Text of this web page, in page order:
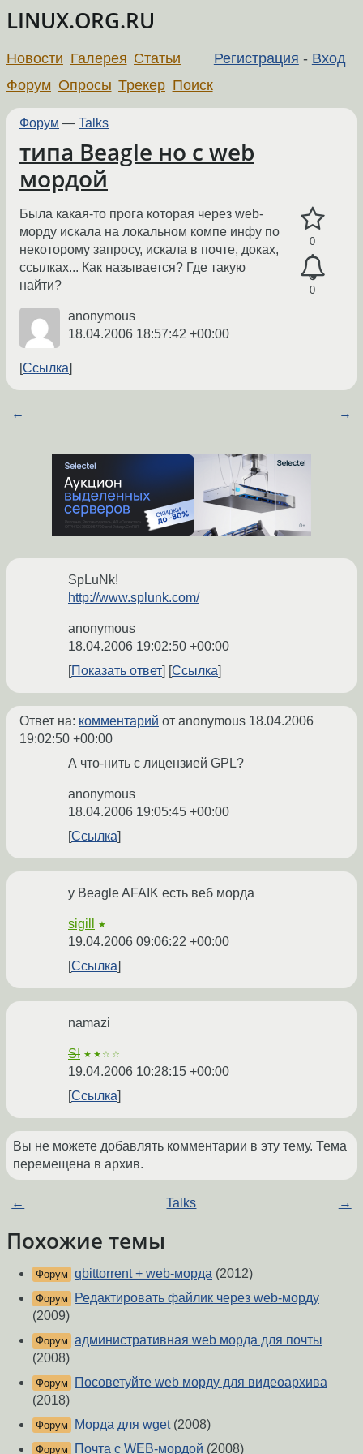
LINUX.ORG.RU
Регистрация - Вход
Новости Галерея Статьи
Форум Опросы Трекер Поиск
Форум — Talks
типа Beagle но с web
мордой
0
0
Была какая-то прога которая через web-
морду искала на локальном компе инфу по
некоторому запросу, искала в почте, доках,
ссылках... Как называется? Где такую
найти?
anonymous
18.04.2006 18:57:42 +00:00
Ссылка
← →
SpLuNk!
http://www.splunk.com/
anonymous
18.04.2006 19:02:50 +00:00
Показать ответ
Ссылка
Ответ на: комментарий от anonymous 18.04.2006
19:02:50 +00:00
А что-нить с лицензией GPL?
anonymous
18.04.2006 19:05:45 +00:00
Ссылка
у Beagle AFAIK есть веб морда
sigill ★
19.04.2006 09:06:22 +00:00
Ссылка
namazi
SI ★★☆☆
19.04.2006 10:28:15 +00:00
Ссылка
Вы не можете добавлять комментарии в эту тему. Тема
перемещена в архив.
← Talks →
Похожие темы
Форум qbittorrent + web-морда (2012)
Форум
Редактировать файлик через web-морду
(2009)
Форум административная web морда для почты
(2008)
Форум
Посоветуйте web морду для видеоархива
(2018)
Форум Морда для wget(2008)
Форум Почта с WEB-мордой (2008)